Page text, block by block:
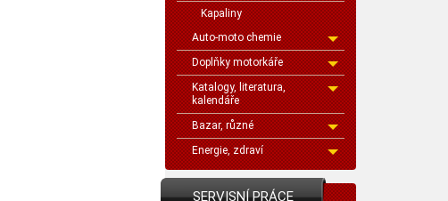
Kapaliny
Auto-moto chemie
Doplňky motorkáře
Katalogy, literatura,
kalendáře
Bazar, různé
Energie, zdraví
SERVISNÍ PRÁCE